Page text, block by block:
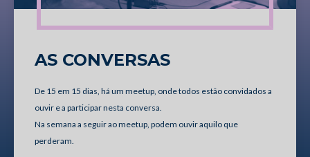
AS CONVERSAS
De 15 em 15 dias, há um meetup, onde todos estão convidados a
ouvir e a participar nesta conversa.
Na semana a seguir ao meetup, podem ouvir aquilo que
perderam.